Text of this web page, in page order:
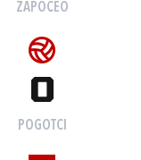
ZAPOČEO
0
POGOTCI